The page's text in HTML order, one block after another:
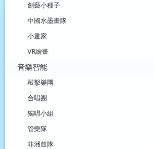
創藝小種子
中國水墨畫隊
小畫家
VR繪畫
音樂智能
敲擊樂團
合唱團
獨唱小組
管樂隊
非洲鼓隊